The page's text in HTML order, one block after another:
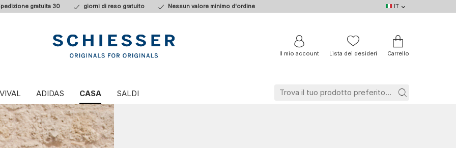
gratuita 30 giorni di reso gratuito Nessun valore minimo d'ordine
IT
DE
IT
BE
FR
Il mio account
Lista dei desideri Carrello
ADIDAS CASA SALDI